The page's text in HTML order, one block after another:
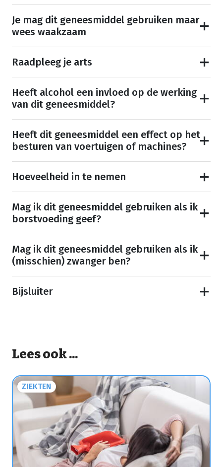
Je mag dit geneesmiddel gebruiken maar
wees waakzaam
Raadpleeg je arts
Heeft alcohol een invloed op de werking
van dit geneesmiddel?
Heeft dit geneesmiddel een effect op het
besturen van voertuigen of machines?
Hoeveelheid in te nemen
Mag ik dit geneesmiddel gebruiken als ik
borstvoeding geef?
Mag ik dit geneesmiddel gebruiken als ik
(misschien) zwanger ben?
Bijsluiter
Lees ook ...
ZIEKTEN